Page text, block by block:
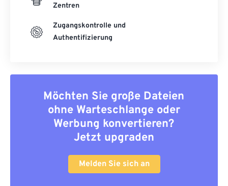
Zentren
Zugangskontrolle und
Authentifizierung
Möchten Sie große Dateien
ohne Warteschlange oder
Werbung konvertieren?
Jetzt upgraden
Melden Sie sich an